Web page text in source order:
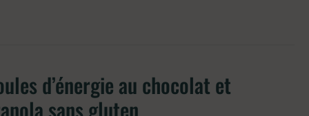
d’énergie au chocolat et
sans gluten